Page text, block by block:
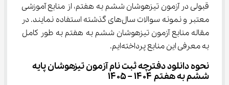
قبولی در آزمون تیزهوشان ششم به هفتم، از منابع آموزشی
معتبر و نمونه سوالات سال‌های گذشته استفاده نمایند. در
مقاله منابع آزمون تیزهوشان ششم به هفتم به طور کامل
به معرفی این منابع پرداخته‌ایم.
نحوه دانلود دفترچه ثبت نام آزمون تیزهوشان پایه
ششم به هفتم ۱۴۰۴ – ۱۴۰۵